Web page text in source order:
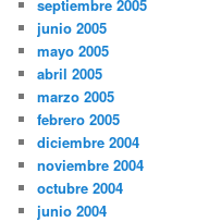
septiembre 2005
junio 2005
mayo 2005
abril 2005
marzo 2005
febrero 2005
diciembre 2004
noviembre 2004
octubre 2004
junio 2004